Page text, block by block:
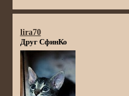
lira70
Друг СфинКо